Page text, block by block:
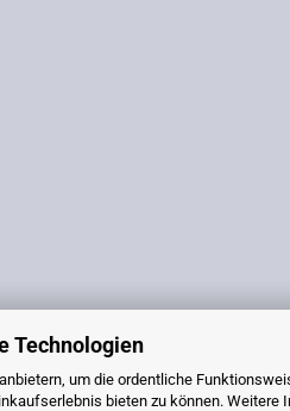
Technologien
um die ordentliche
bieten zu können. Weitere